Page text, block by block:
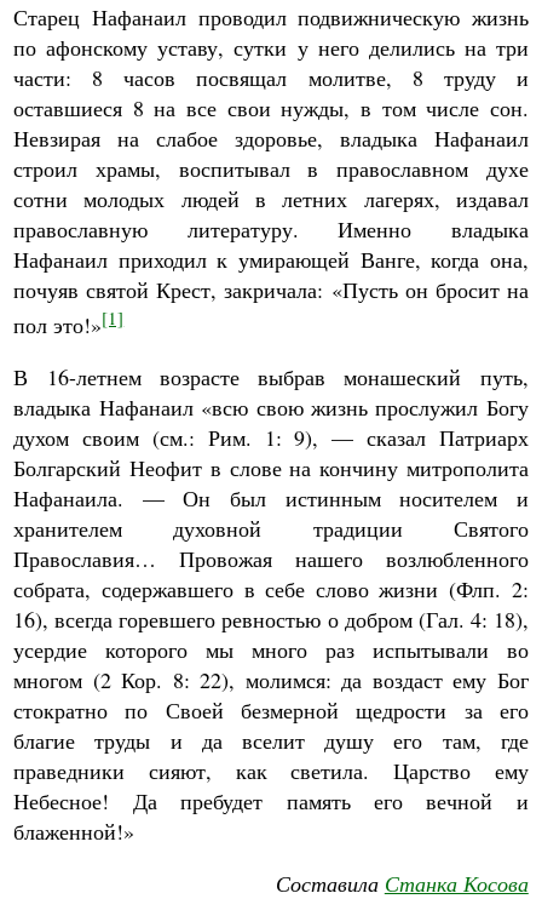
Старец Нафанаил проводил подвижническую жизнь
по афонскому уставу, сутки у него делились на три
части: 8 часов посвящал молитве, 8 труду и
оставшиеся 8 на все свои нужды, в том числе сон.
Невзирая на слабое здоровье, владыка Нафанаил
строил храмы, воспитывал в православном духе
сотни молодых людей в летних лагерях, издавал
православную литературу. Именно владыка
Нафанаил приходил к умирающей Ванге, когда она,
почуяв святой Крест, закричала: «Пусть он бросит на
пол это!»[1]
В 16-летнем возрасте выбрав монашеский путь,
владыка Нафанаил «всю свою жизнь прослужил Богу
духом своим (см.: Рим. 1: 9), — сказал Патриарх
Болгарский Неофит в слове на кончину митрополита
Нафанаила. — Он был истинным носителем и
хранителем духовной традиции Святого
Православия… Провожая нашего возлюбленного
собрата, содержавшего в себе слово жизни (Флп. 2:
16), всегда горевшего ревностью о добром (Гал. 4: 18),
усердие которого мы много раз испытывали во
многом (2 Кор. 8: 22), молимся: да воздаст ему Бог
стократно по Своей безмерной щедрости за его
благие труды и да вселит душу его там, где
праведники сияют, как светила. Царство ему
Небесное! Да пребудет память его вечной и
блаженной!»
Составила Станка Косова